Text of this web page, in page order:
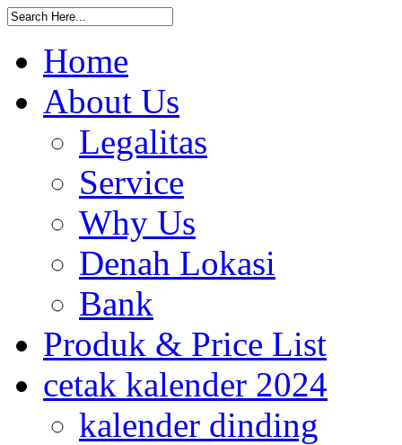
Home
About Us
Legalitas
Service
Why Us
Denah Lokasi
Bank
Produk & Price List
cetak kalender 2024
kalender dinding